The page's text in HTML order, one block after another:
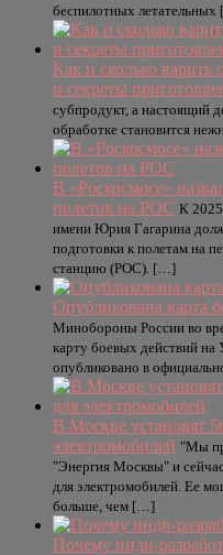
беспилотных
Как и сколько варить
и секреты
субпродукт, а настоящий
обработке становится
В «Роскосмосе»
полетов на РОС К 2025
имени Юрия Гагарина
подготовки к полетам на
станцию (РОС). […]
Опубликована карта
Минобороны России во
карту боевых действий на
опубликовано в
В Москве установят
электромобилей "Мы
"Энергия Москвы" и
для электромобилей. Ее
больше, чем […]
Почему инди-